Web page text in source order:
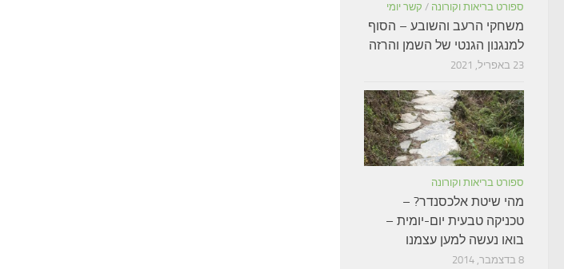
ספורט בריאות וקורונה / קשר יומי
משחקי הרעב והשובע – הסוף
למנגנון הגנטי של השמן והרזה
23 באפריל, 2021
ספורט בריאות וקורונה
מהי שיטת אלכסנדר? –
טכניקה טבעית יום-יומית –
בואו נעשה למען עצמנו
8 בדצמבר, 2014